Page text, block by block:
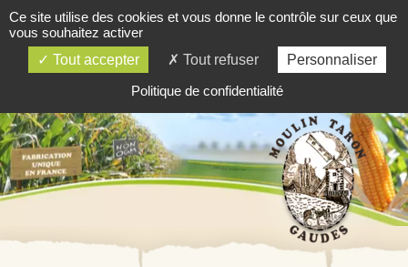
03 84 81 81 06
SOMMAIRE
Ce site utilise des cookies et vous donne le contrôle sur ceux que
vous souhaitez activer
Tout accepter
Tout refuser
Personnaliser
Politique de confidentialité